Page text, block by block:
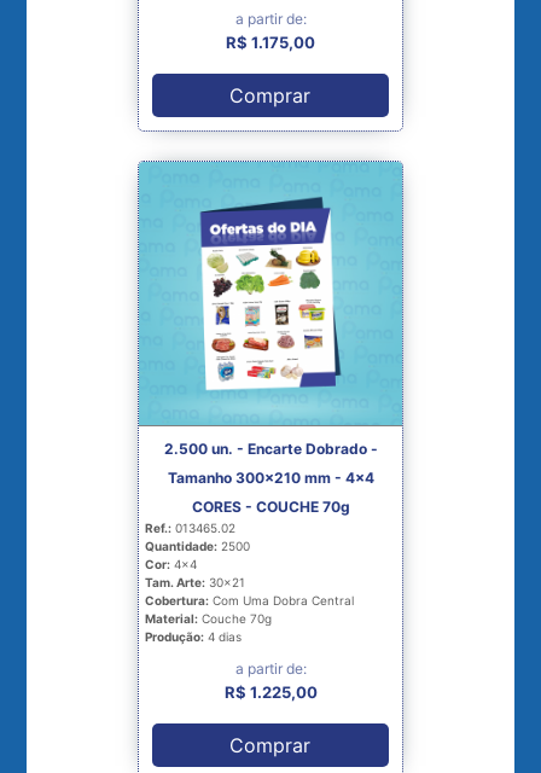
a partir de:
R$ 1.175,00
Comprar
2.500 un. - Encarte Dobrado -
Tamanho 300x210 mm - 4x4
CORES - COUCHE 70g
Ref.: 013465.02
Quantidade: 2500
Cor: 4x4
Tam. Arte: 30x21
Cobertura: Com Uma Dobra Central
Material: Couche 70g
Produção: 4 dias
a partir de:
R$ 1.225,00
Comprar